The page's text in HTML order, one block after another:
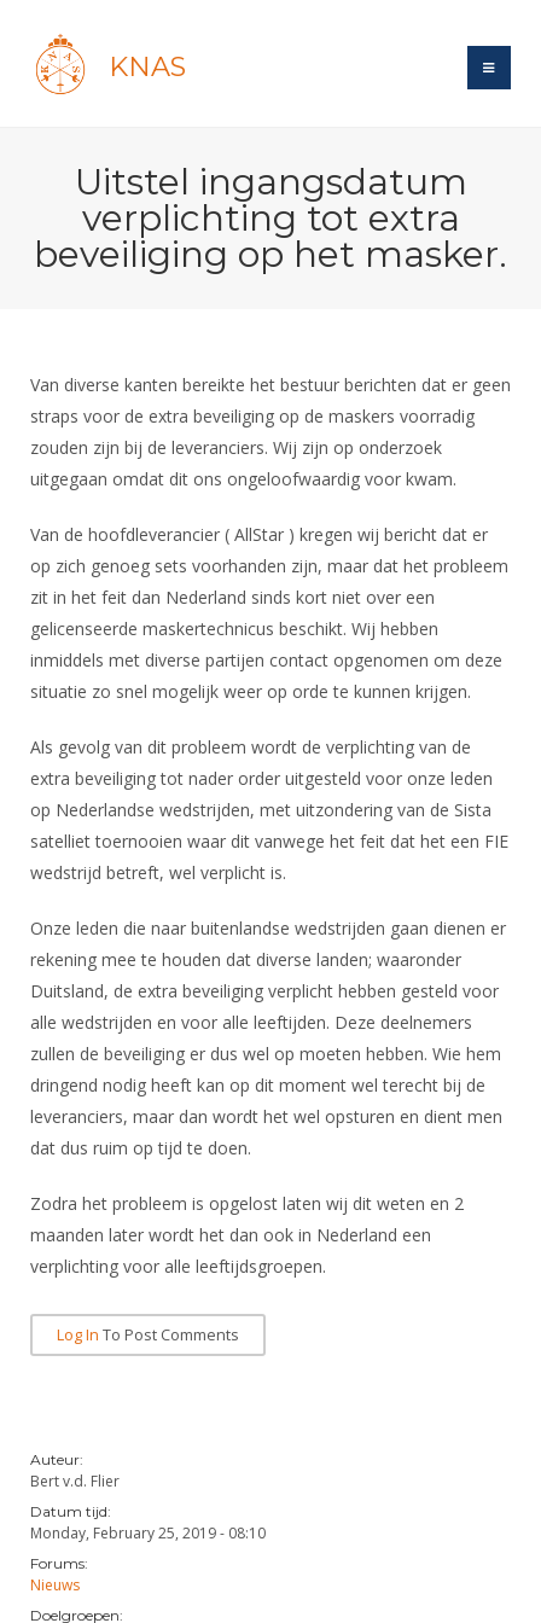
KNAS
Recent posts
Forums
Maandelijks archief
Evenement
Gebruiksvoorwaarden
Handleiding
Historie
Bond
Reglementen
Ledencijfers
Sponsors en Partners
Organisatie
Bestuur
Commissies
Ereleden
Leden van Verdiensten
Vacatures
Bondsbureau
Contact
Medewerkers
Samenwerking
Formulieren
Alle Verenigingen
Nieuws
Witte Vlekkenplan
Oprichting Vereniging
Schermen
Recreatiesport
Veteranen
Lichtzwaardschermen
Wedstrijdsport
Ranglijsten
Inschrijven
Reglementen
Schermpaspoort
Rolstoelschermen
JPT
JEC
Veteranenwedstrijden
Wedstrijdorganisatie
Aanvragen van scheidsrechters
Scheidsrechterslijst
Import inschrijvingen uit Nahouw
Verwerk wedstrijduitslagen
Geschiedenis van het schermen
Nieuws
NK's
DBT
FBT
SBT
Atletencommissie
Internationale Titeltoernooien
Internationale aanmeldingen
Voor de jeugd
Spreekbeurtpakket
Ouders en vereniging
Jeugdkampen
Brassardsysteem
Nieuws
Internationale opleidingen
Opleidingen
Leraar
Voor scheidsrechters
Nieuws
Scheidsrechterslijst
Scheidsrechter Documentatie
Opleidingen
Tuchtzaken
Infotheek
ALV
Zoek Vereniging
NK organiseren
Uitstel ingangsdatum
verplichting tot extra
beveiliging op het masker.
Van diverse kanten bereikte het bestuur berichten dat er geen
straps voor de extra beveiliging op de maskers voorradig
zouden zijn bij de leveranciers. Wij zijn op onderzoek
uitgegaan omdat dit ons ongeloofwaardig voor kwam.
Van de hoofdleverancier ( AllStar ) kregen wij bericht dat er
op zich genoeg sets voorhanden zijn, maar dat het probleem
zit in het feit dan Nederland sinds kort niet over een
gelicenseerde maskertechnicus beschikt. Wij hebben
inmiddels met diverse partijen contact opgenomen om deze
situatie zo snel mogelijk weer op orde te kunnen krijgen.
Als gevolg van dit probleem wordt de verplichting van de
extra beveiliging tot nader order uitgesteld voor onze leden
op Nederlandse wedstrijden, met uitzondering van de Sista
satelliet toernooien waar dit vanwege het feit dat het een FIE
wedstrijd betreft, wel verplicht is.
Onze leden die naar buitenlandse wedstrijden gaan dienen er
rekening mee te houden dat diverse landen; waaronder
Duitsland, de extra beveiliging verplicht hebben gesteld voor
alle wedstrijden en voor alle leeftijden. Deze deelnemers
zullen de beveiliging er dus wel op moeten hebben. Wie hem
dringend nodig heeft kan op dit moment wel terecht bij de
leveranciers, maar dan wordt het wel opsturen en dient men
dat dus ruim op tijd te doen.
Zodra het probleem is opgelost laten wij dit weten en 2
maanden later wordt het dan ook in Nederland een
verplichting voor alle leeftijdsgroepen.
Log In To Post Comments
Auteur:
Bert v.d. Flier
Datum tijd:
Monday, February 25, 2019 - 08:10
Forums:
Nieuws
Doelgroepen: